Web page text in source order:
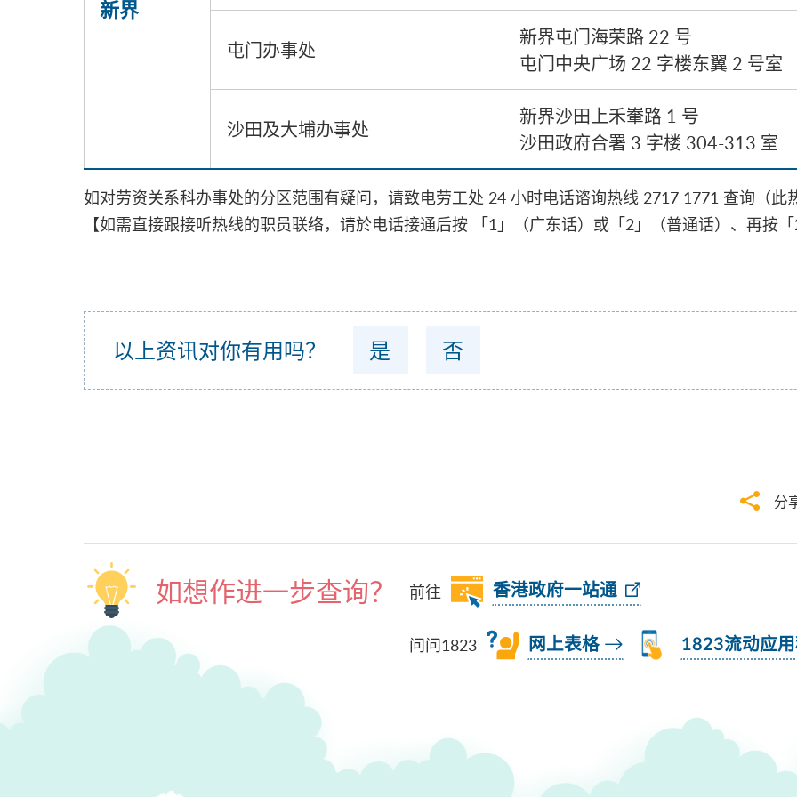
新界
屯门办事处
新界屯门海荣路 22 号
屯门中央广场 22 字楼东翼 2 号室
沙田及大埔办事处
新界沙田上禾輋路 1 号
沙田政府合署 3 字楼 304-313 室
如对劳资关系科办事处的分区范围有疑问，请致电劳工处 24 小时电话谘询热线 2717 1771 查询（此
【如需直接跟接听热线的职员联络，请於电话接通后按 「1」（广东话）或「2」（普通话）、再按
以上资讯对你有用吗？ 是 否
分
如想作进一步查询？ 前往 香港政府一站通
问问1823 网上表格 1823流动应